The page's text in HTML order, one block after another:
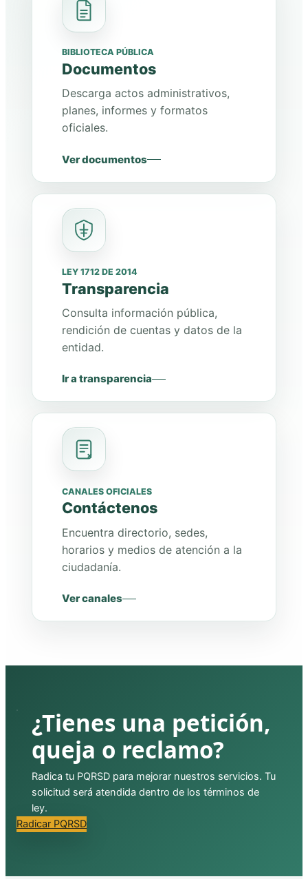
BIBLIOTECA PÚBLICA
Documentos
Descarga actos administrativos,
planes, informes y formatos
oficiales.
Ver documentos
LEY 1712 DE 2014
Transparencia
Consulta información pública,
rendición de cuentas y datos de la
entidad.
Ir a transparencia
CANALES OFICIALES
Contáctenos
Encuentra directorio, sedes,
horarios y medios de atención a la
ciudadanía.
Ver canales
¿Tienes una petición,
queja o reclamo?
Radica tu PQRSD para mejorar nuestros servicios. Tu
solicitud será atendida dentro de los términos de
ley.
Radicar PQRSD